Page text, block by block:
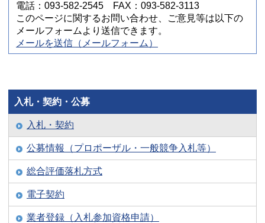
電話：093-582-2545 FAX：093-582-3113
このページに関するお問い合わせ、ご意見等は以下の
メールフォームより送信できます。
メールを送信（メールフォーム）
入札・契約・公募
入札・契約
公募情報（プロポーザル・一般競争入札等）
総合評価落札方式
電子契約
業者登録（入札参加資格申請）